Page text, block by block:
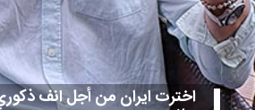
اخترت ايران من أجل انف